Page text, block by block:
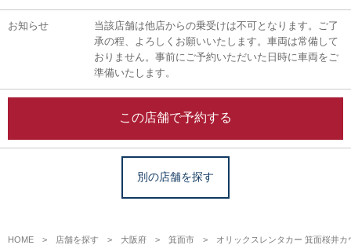
お知らせ
当該店舗は他店からの乗受けは不可となります。ご了
承の程、よろしくお願いいたします。車両は常備して
おりません。事前にご予約いただいた日時に車両をご
準備いたします。
この店舗で予約する
別の店舗を探す
HOME 店舗を探す 大阪府 箕面市 オリックスレンタカー 箕面桜井カ